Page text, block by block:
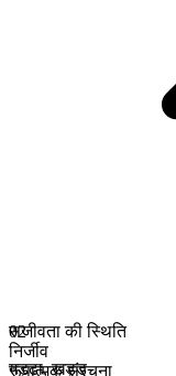
सजीवता की स्थिति
निर्जीव
रूपात्मक संरचना
02
गड्ढा,खड्ड